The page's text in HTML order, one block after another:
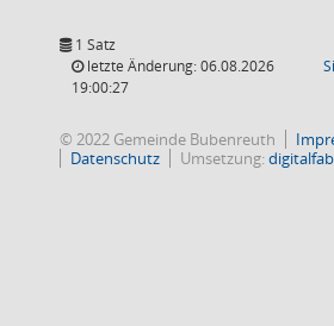
1 Satz
letzte Änderung: 06.08.2026
19:00:27
© 2022 Gemeinde Bubenreuth
Datenschutz
Umsetzung: